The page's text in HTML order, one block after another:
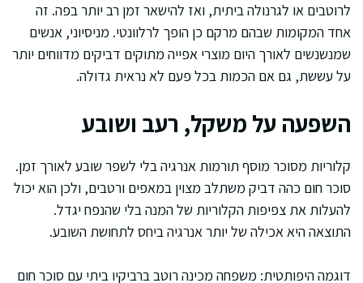
לרוטבים או לגרנולה ביתית, ואז להישאר זמן רב יותר בפה. זה
אחד המקומות שבהם מרקם כן הופך לרלוונטי. מניסיוני, אנשים
שמנשנשים לאורך היום מוצרי אפייה מתוקים דביקים מדווחים יותר
על עששת, גם אם הכמות בכל פעם לא נראית גדולה.
השפעה על משקל, רעב ושובע
קלוריות מסוכר מוסף תורמות אנרגיה בלי לשפר שובע לאורך זמן.
סוכר חום כהה דביק משתלב מצוין במאפים ורטבים, ולכן הוא יכול
להעלות את צפיפות הקלוריות של המנה בלי שהנפח יגדל.
התוצאה היא אכילה של יותר אנרגיה ביחס לתחושת השובע.
דוגמה היפותטית: משפחה מכינה רוטב ברביקיו ביתי עם סוכר חום